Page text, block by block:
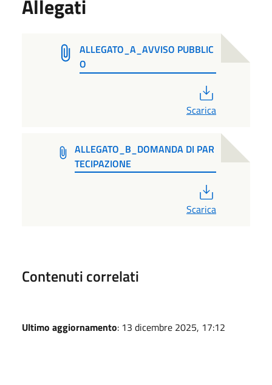
Allegati
ALLEGATO_A_AVVISO PUBBLIC
O
Scarica
ALLEGATO_B_DOMANDA DI PAR
TECIPAZIONE
Scarica
Contenuti correlati
Ultimo aggiornamento: 13 dicembre 2025, 17:12